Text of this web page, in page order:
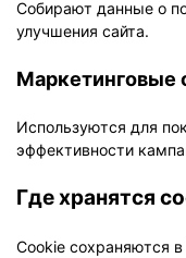
Собирают данные о
улучшения сайта.
Маркетинговые
Используются для
эффективности
Где хранятся
Cookie сохраняются в